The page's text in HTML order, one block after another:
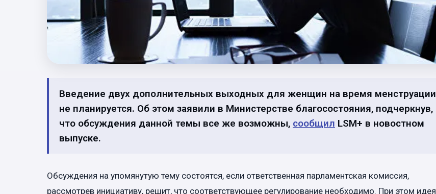
Введение двух дополнительных выходных для женщин на время менструации
не планируется. Об этом заявили в Министерстве благосостояния, подчеркнув,
что обсуждения данной темы все же возможны, сообщил LSM+ в новостном
выпуске.
Обсуждения на упомянутую тему состоятся, если ответственная парламентская комиссия,
рассмотрев инициативу, решит, что соответствующее регулирование необходимо. При этом идея